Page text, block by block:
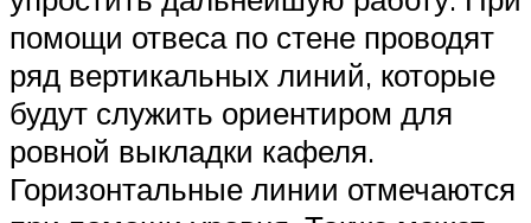
помощи отвеса по стене проводят
ряд вертикальных линий, которые
будут служить ориентиром для
ровной выкладки кафеля.
Горизонтальные линии отмечаются